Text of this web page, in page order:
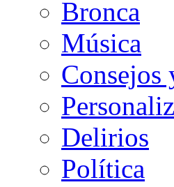
Bronca
Música
Consejos
Delirios
Política